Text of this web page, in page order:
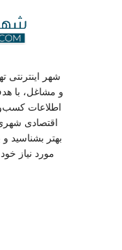
شهر اینترنتی
و مشاغل، با
اطلاعات
اقتصادی
بهتر بشناسید
مورد نیاز